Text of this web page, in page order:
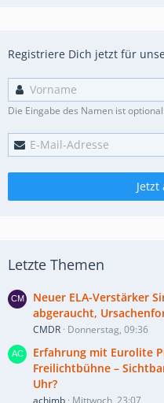
Registriere Dich jetzt für
Die Eingabe des Namen ist optional.
Letzte Themen
Neuer ELA-Verstärker
abgeraucht,
CMDR Donnerstag, 09:36
Erfahrung mit Eurolite
Freilichtbühne –
Uhr?
achimb Mittwoch, 23:07